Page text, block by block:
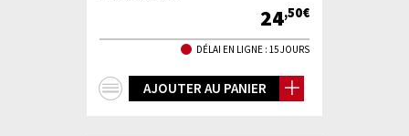
24,50€
DÉLAI EN LIGNE : 15 JOURS
AJOUTER AU PANIER